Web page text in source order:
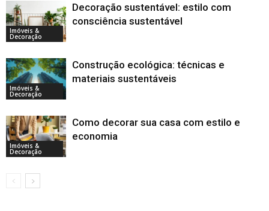
Imóveis &
Decoração
Decoração sustentável: estilo com
consciência sustentável
Imóveis &
Decoração
Construção ecológica: técnicas e
materiais sustentáveis
Imóveis &
Decoração
Como decorar sua casa com estilo e
economia